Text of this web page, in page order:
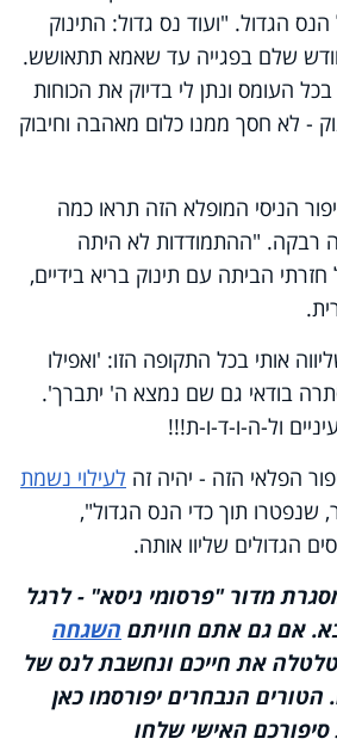
הגדול. "ועוד נס גדול: התינוק
שלם בפגייה עד שאמא תתאושש.
העומס ונתן לי בדיוק את הכוחות
- לא חסך ממנו כלום מאהבה וחיבוק
הניסי המופלא הזה תראו כמה
רבקה. "ההתמודדות לא היתה
הביתה עם תינוק בריא בידיים,
אותי בכל התקופה הזו: 'ואפילו
בודאי גם שם נמצא ה' יתברך'.
ול-ה-ו-ד-ו-ת!!!
הפלאי הזה - יהיה זה לעילוי נשמת
שנפטרו תוך כדי הנס הגדול",
הגדולים שליוו אותה.
מדור "פרסומי ניסא" - לרגל
אם גם אתם חוויתם השגחה
את חייכם ונחשבת לנס של
הנבחרים יפורסמו כאן
האישי שלחו